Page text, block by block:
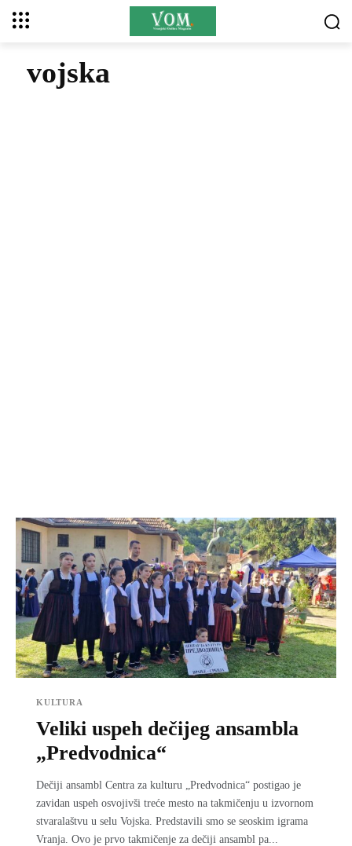
vojska
KULTURA
Veliki uspeh dečijeg ansambla
„Predvodnica“
Dečiji ansambl Centra za kulturu „Predvodnica“ postigao je
zavidan uspeh osvojivši treće mesto na takmičenju u izvornom
stvaralaštvu u selu Vojska. Predstavili smo se seoskim igrama
Vranja. Ovo je prvo takmičenje za dečiji ansambl pa...